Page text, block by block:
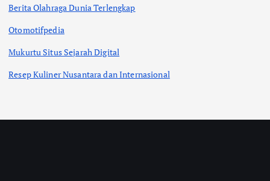
Berita Olahraga Dunia Terlengkap
Otomotifpedia
Mukurtu Situs Sejarah Digital
Resep Kuliner Nusantara dan Internasional